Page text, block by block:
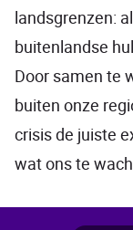
landsgrenzen:
buitenlandse
Door samen te
buiten onze
crisis de juiste
wat ons te